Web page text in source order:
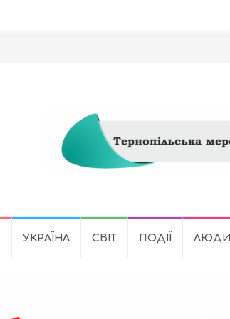
УКРАЇНА СВІТ ПОДІЇ ЛЮДИ